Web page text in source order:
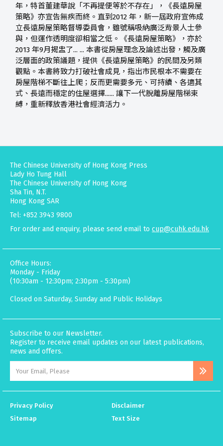
年，特首董建華說「不再提便等於不存在」，《長遠房屋
策略》亦宣告無疾而終。直到2012 年，新一屆政府宣佈成
立長遠房屋策略督導委員會，雖號稱吸納廣泛背景人士參
與，但運作透明度卻相當之低。《長遠房屋策略》，亦於
2013 年9月揭盅了... ... 本書從房屋理念及論述出發，觸及廣
泛層面的政策議題，提供《長遠房屋策略》的民間及另類
觀點。本書將致力打破社會成見，指出市民根本不需要在
房屋階梯不斷往上爬；反而更需要多元、可持續、各適其
式、長遠而穩定的住屋選擇...... 讓下一代脫離房屋階梯束
縛，重新釋放香港社會經濟活力。
The Chinese University of Hong Kong Press
Lady Ho Tung Hall
The Chinese University of Hong Kong
Sha Tin, N.T.
Hong Kong SAR
Tel: +852 3943 9800
For order and enquiry, please send email to cup@cuhk.edu.hk
Office Hours:
Monday - Friday
(10:30am - 12:30pm; 2:30pm - 5:30pm)
Closed on Saturday, Sunday and Public Holidays
Subscribe to our Newsletter.
Register to receive email updates on our latest publications,
news and offers.
Privacy Policy
Disclaimer
Sitemap
Text Size